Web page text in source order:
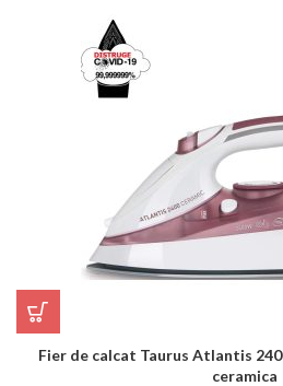
Fier de calcat Taurus Atlantis
ceramica